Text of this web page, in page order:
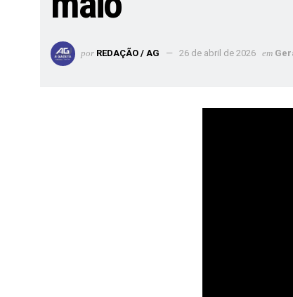
por REDAÇÃO / AG 26 de abril de 2026 em